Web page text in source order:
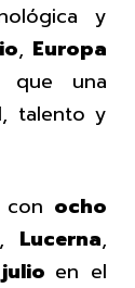
y
, Europa
que una
talento y
ocho
, Lucerna,
en el